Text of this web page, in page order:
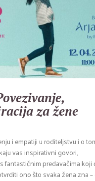
za žene
i empatiji u roditeljstvu i o
vas inspirativni govori,
fantastičnim predavačima koji
ono što svaka žena zna –